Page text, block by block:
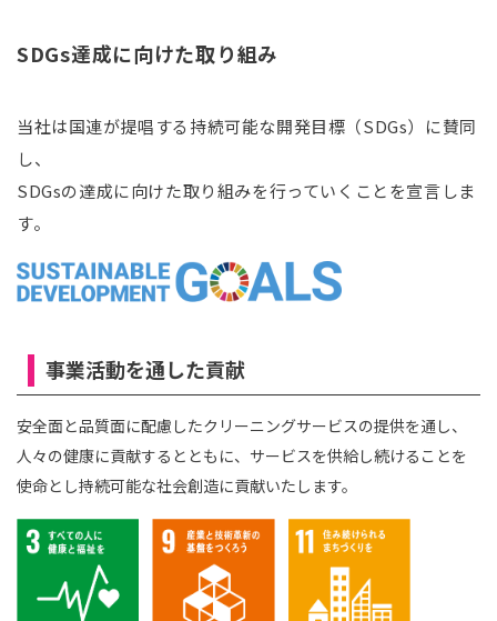
SDGs達成に向けた取り組み
当社は国連が提唱する持続可能な開発目標（SDGs）に賛同
し、
SDGsの達成に向けた取り組みを行っていくことを宣言しま
す。
事業活動を通した貢献
安全面と品質面に配慮したクリーニングサービスの提供を通し、
人々の健康に貢献するとともに、サービスを供給し続けることを
使命とし持続可能な社会創造に貢献いたします。